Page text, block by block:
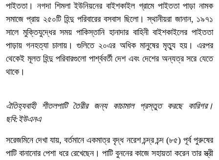
পাইততা। নগদা শিমলা ইউনিয়নের বাইশকাইল গ্রামে পাইততা পাড়া নামক
সমাজে প্রায় ২৫০টি হিন্দু পরিবারের বসবাস ছিলো। স্থানীয়রা জানান, ১৯৭১
সালে মুক্তিযুদ্ধের সময় পাকিস্তানি হানাদার বাহিনী বাইশকাইলের পাইততা
পাড়ায় গনহত্যা চালায়। গুলিতে ২০এর অধিক মানুষের মৃত্যু হয়। এরপর
থেকেই মূলত হিন্দু পরিবারগুলো পার্শ্ববর্তী দেশ এবং দেশের অন্যত্র সরে যেতে
থাকে।
ঐতিহ্যবাহী শীতলপাটি তৈরীর জন্য কাচামাল প্রস্তুত করছে কারিগর।
ছবি:ইউএনএ
সরেজমিনে দেখা যায়, বর্তমানে একমাত্র বৃদ্ধ নরেশ চন্দ্র চন্দ (৮৫) পূর্ব পুরুষের
পাটি বানানোর পেশা ধরে রেখেছেন। পাটি বুননের কাজে সহায়তা করেন তার স্ত্রী